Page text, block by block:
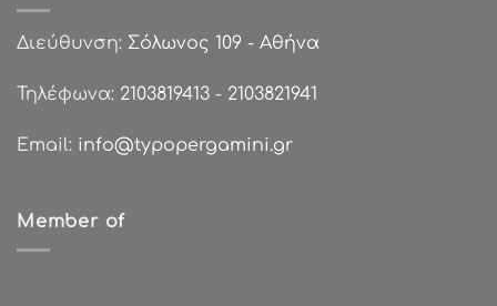
Διεύθυνση: Σόλωνος 109 - Αθήνα
Τηλέφωνα: 2103819413 - 2103821941
Email: info@typopergamini.gr
Member of